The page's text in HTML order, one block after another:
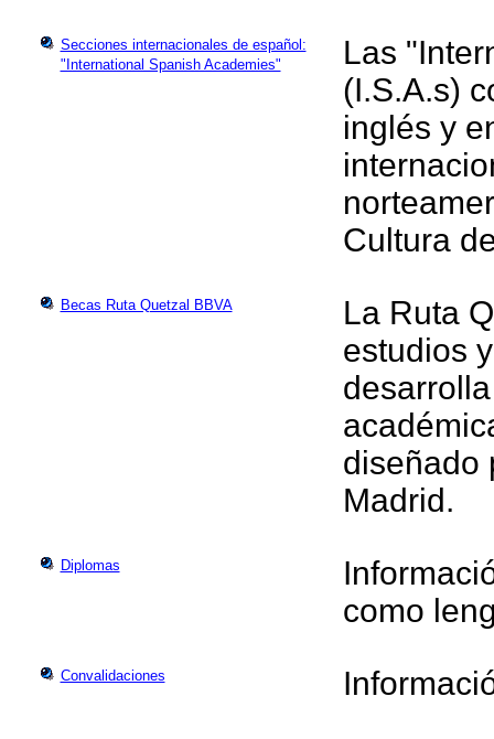
Secciones internacionales de español:
"International Spanish Academies"
Las
(I.S.A.s)
inglés y
Cultura
Becas Ruta Quetzal BBVA
La Ruta
estudios
diseñado
Madrid.
Diplomas
como
Convalidaciones